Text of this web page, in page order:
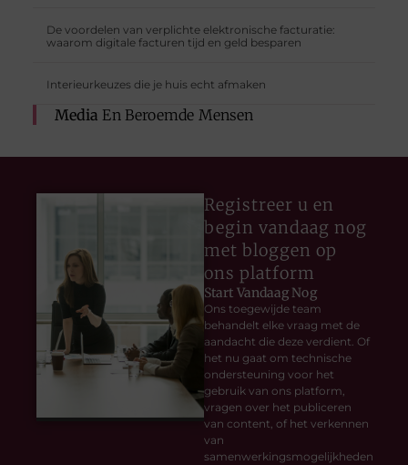
De voordelen van verplichte elektronische facturatie:
waarom digitale facturen tijd en geld besparen
Interieurkeuzes die je huis echt afmaken
Media En Beroemde Mensen
Registreer u en
begin vandaag nog
met bloggen op
ons platform
Start Vandaag Nog
Ons toegewijde team
behandelt elke vraag met de
aandacht die deze verdient. Of
het nu gaat om technische
ondersteuning voor het
gebruik van ons platform,
vragen over het publiceren
van content, of het verkennen
van
samenwerkingsmogelijkheden